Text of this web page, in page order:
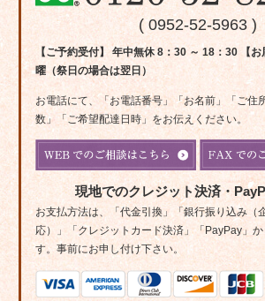
( 0952-52-5963 )
【ご予約受付】 年中無休 8：30 ～ 18：30 【
曜（祭日の場合は翌日）
お電話にて、「お電話番号」「お名前」「ご住
数」「ご希望配達日時」をお伝えください。
現地でのクレジット決済・
お支払方法は、「代金引換」「銀行振り込み（
応）」「クレジットカード決済」「PayPay」
す。事前にお申し付け下さい。